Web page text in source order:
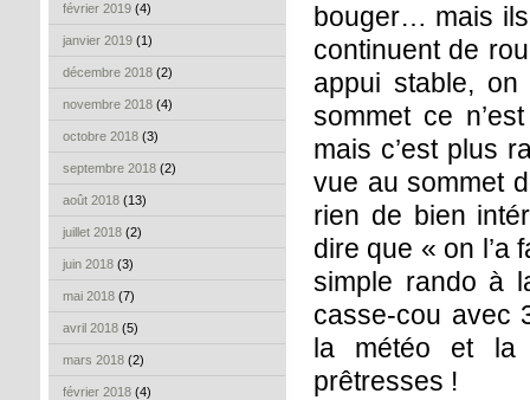
février 2019 (4)
janvier 2019 (1)
décembre 2018 (2)
novembre 2018 (4)
octobre 2018 (3)
septembre 2018 (2)
août 2018 (13)
juillet 2018 (2)
juin 2018 (3)
mai 2018 (7)
avril 2018 (5)
mars 2018 (2)
février 2018 (4)
bouger… mais
continuent de
appui stable,
sommet ce
mais c’est plus
vue au sommet
rien de bien
dire que « on l’a
simple rando à
casse-cou avec
la météo et la
prêtresses !